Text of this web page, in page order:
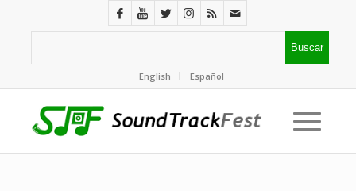
English Español